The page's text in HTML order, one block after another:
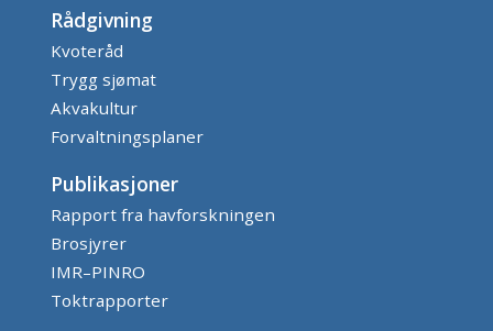
Rådgivning
Kvoteråd
Trygg sjømat
Akvakultur
Forvaltningsplaner
Publikasjoner
Rapport fra havforskningen
Brosjyrer
IMR–PINRO
Toktrapporter